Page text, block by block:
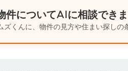
件についてAIに相談でき
ズくんに、物件の見方や住まい探しの